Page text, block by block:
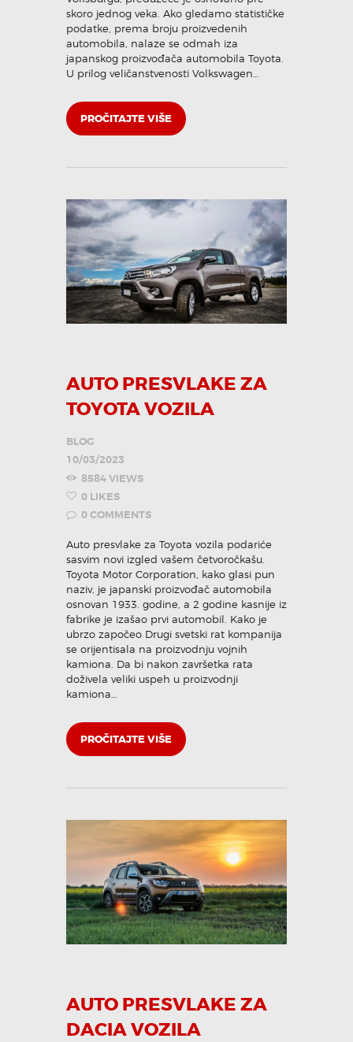
skoro jednog veka. Ako gledamo statističke
podatke, prema broju proizvedenih
automobila, nalaze se odmah iza
japanskog proizvođača automobila Toyota.
U prilog veličanstvenosti Volkswagen…
PROČITAJTE VIŠE
AUTO PRESVLAKE ZA
TOYOTA VOZILA
BLOG
10/03/2023
8584VIEWS
0 LIKES
0COMMENTS
Auto presvlake za Toyota vozila podariće
sasvim novi izgled vašem četvoročkašu.
Toyota Motor Corporation, kako glasi pun
naziv, je japanski proizvođač automobila
osnovan 1933. godine, a 2 godine kasnije iz
fabrike je izašao prvi automobil. Kako je
ubrzo započeo Drugi svetski rat kompanija
se orijentisala na proizvodnju vojnih
kamiona. Da bi nakon završetka rata
doživela veliki uspeh u proizvodnji
kamiona…
PROČITAJTE VIŠE
AUTO PRESVLAKE ZA
DACIA VOZILA